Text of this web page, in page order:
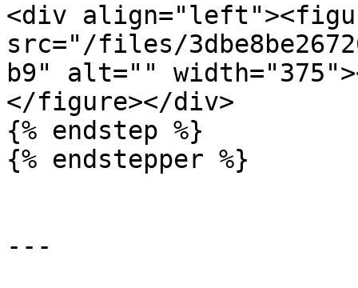
<div
src="/files/
b9" alt=""
</figure></div>
{% endstep %}
{% endstepper %}
---